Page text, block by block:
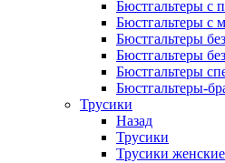
Бюстгальтеры с
Бюстгальтеры с
Бюстгальтеры
Бюстгальтеры
Бюстгальтеры
Бюстгальтеры-
Трусики
Назад
Трусики
Трусики